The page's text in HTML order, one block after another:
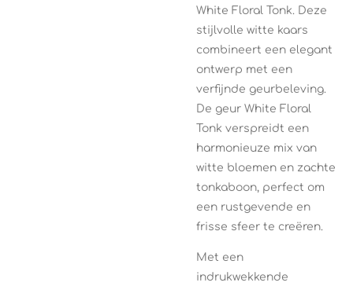
White Floral Tonk. Deze
stijlvolle witte kaars
combineert een elegant
ontwerp met een
verfijnde geurbeleving.
De geur White Floral
Tonk verspreidt een
harmonieuze mix van
witte bloemen en zachte
tonkaboon, perfect om
een rustgevende en
frisse sfeer te creëren.
Met een
indrukwekkende